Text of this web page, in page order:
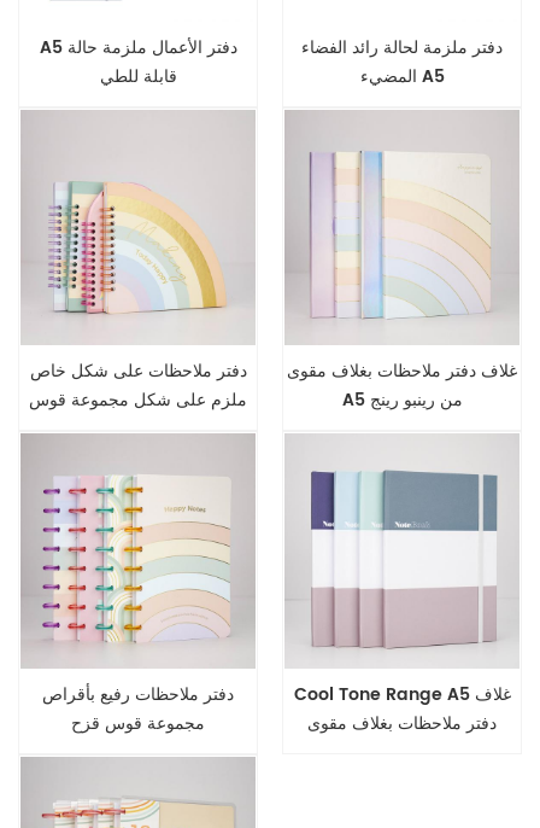
A5 دفتر الأعمال ملزمة حالة
قابلة للطي
دفتر ملزمة لحالة رائد الفضاء
المضيء A5
دفتر ملاحظات على شكل خاص
ملزم على شكل مجموعة قوس
قزح
غلاف دفتر ملاحظات بغلاف مقوى
A5 من رينبو رينج
دفتر ملاحظات رفيع بأقراص
مجموعة قوس قزح
Cool Tone Range A5 غلاف
دفتر ملاحظات بغلاف مقوى